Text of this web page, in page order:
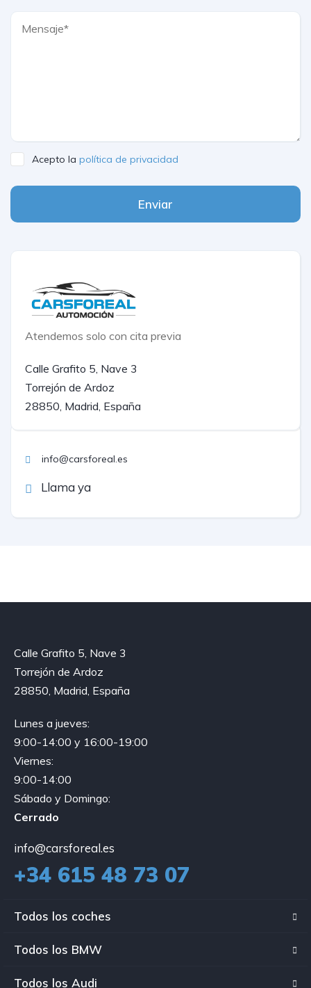
Acepto la política de privacidad
Enviar
Atendemos solo con cita previa
Calle Grafito 5, Nave 3
Torrejón de Ardoz
28850, Madrid, España
info@carsforeal.es
Llama ya
Calle Grafito 5, Nave 3
Torrejón de Ardoz
28850, Madrid, España
Lunes a jueves:
9:00-14:00 y 16:00-19:00
Viernes:
9:00-14:00
Sábado y Domingo:
Cerrado
info@carsforeal.es
+34 615 48 73 07
Todos los coches
Todos los BMW
Todos los Audi